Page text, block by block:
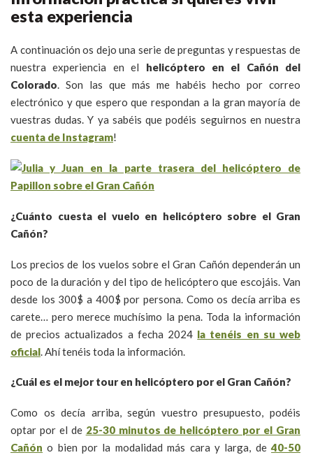
esta experiencia
A continuación os dejo una serie de preguntas y respuestas de
nuestra experiencia en el helicóptero en el Cañón del
Colorado. Son las que más me habéis hecho por correo
electrónico y que espero que respondan a la gran mayoría de
vuestras dudas. Y ya sabéis que podéis seguirnos en nuestra
cuenta de Instagram!
¿Cuánto cuesta el vuelo en helicóptero sobre el Gran
Cañón?
Los precios de los vuelos sobre el Gran Cañón dependerán un
poco de la duración y del tipo de helicóptero que escojáis. Van
desde los 300$ a 400$ por persona. Como os decía arriba es
carete… pero merece muchísimo la pena. Toda la información
de precios actualizados a fecha 2024 la tenéis en su web
oficial. Ahí tenéis toda la información.
¿Cuál es el mejor tour en helicóptero por el Gran Cañón?
Como os decía arriba, según vuestro presupuesto, podéis
optar por el de 25-30 minutos de helicóptero por el Gran
Cañón o bien por la modalidad más cara y larga, de40-50